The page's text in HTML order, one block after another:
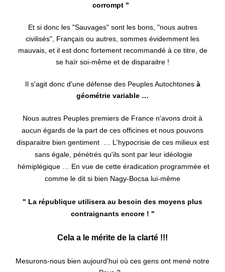
corrompt "
Et si donc les "Sauvages" sont les bons, "nous autres
civilisés", Français ou autres, sommes évidemment les
mauvais, et il est donc fortement recommandé à ce titre, de
se haïr soi-même et de disparaitre !
Il s'agit donc d'une défense des Peuples Autochtonesà
géométrie variable …
Nous autres Peuples premiers de France n'avons droit à
aucun égards de la part de ces officines et nous pouvons
disparaitre bien gentiment … L'hypocrisie de ces milieux est
sans égale, pénétrés qu'ils sont par leur idéologie
hémiplégique … En vue de cette éradication programmée et
comme le dit si bien Nagy-Bocsa lui-même
" La république utilisera au besoin des moyens plus
contraignants encore ! "
Cela a le mérite de la clarté !!!
Mesurons-nous bien aujourd'hui où ces gens ont mené notre